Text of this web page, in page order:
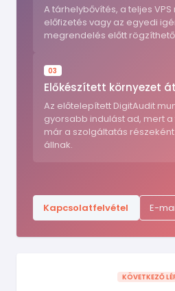
A tárhelybővítés, a teljes
előfizetés vagy az egyedi
megrendelés előtt
03
Előkészített környezet
Az előtelepített DigitAudit
gyorsabb indulást ad, mert
már a szolgáltatás
állnak.
Kapcsolatfelvétel E-
KÖVETKEZŐ